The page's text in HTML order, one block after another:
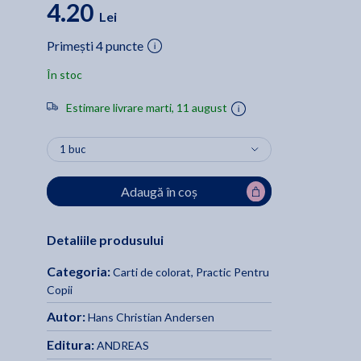
4.20 Lei
Primești 4 puncte
În stoc
Estimare livrare marti, 11 august
Adaugă în coș
Detaliile produsului
Categoria:Carti de colorat, Practic Pentru
Copii
Autor:Hans Christian Andersen
Editura:ANDREAS